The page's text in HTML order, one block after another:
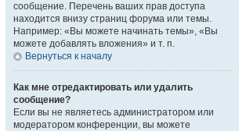
сообщение. Перечень ваших прав доступа
находится внизу страниц форума или темы.
Например: «Вы можете начинать темы», «Вы
можете добавлять вложения» и т. п.
Вернуться к началу
Как мне отредактировать или удалить
сообщение?
Если вы не являетесь администратором или
модератором конференции, вы можете